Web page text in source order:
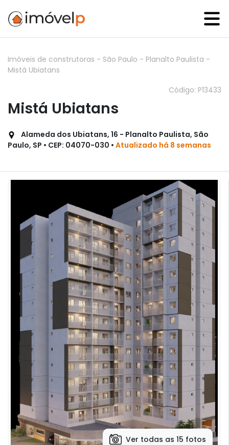
Imóveis de construtoras - São Paulo - Planalto Paulista -
Mistá Ubiatans
Código: P13433
Mistá Ubiatans
Alameda dos Ubiatans, 16 - Planalto Paulista, São
Paulo, SP • CEP: 04070-030 • Atualizado há 8 semanas
Ver todas as 15 fotos